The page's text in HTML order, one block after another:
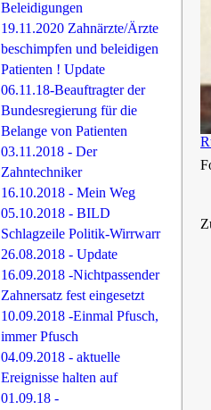
Beleidigungen
19.11.2020 Zahnärzte/Ärzte
beschimpfen und beleidigen
Patienten ! Update
06.11.18-Beauftragter der
Bundesregierung für die
Belange von Patienten
03.11.2018 - Der
Zahntechniker
16.10.2018 - Mein Weg
05.10.2018 - BILD
Schlagzeile Politik-Wirrwarr
26.08.2018 - Update
16.09.2018 -Nichtpassender
Zahnersatz fest eingesetzt
10.09.2018 -Einmal Pfusch,
immer Pfusch
04.09.2018 - aktuelle
Ereignisse halten auf
01.09.18 -